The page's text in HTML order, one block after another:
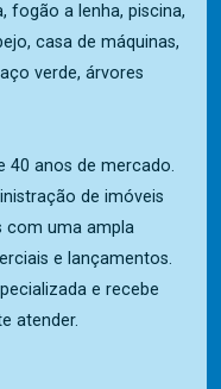
fogão a lenha, piscina,
casa de máquinas,
verde, árvores
40 anos de mercado.
de imóveis
com uma ampla
e lançamentos.
e recebe
atender.